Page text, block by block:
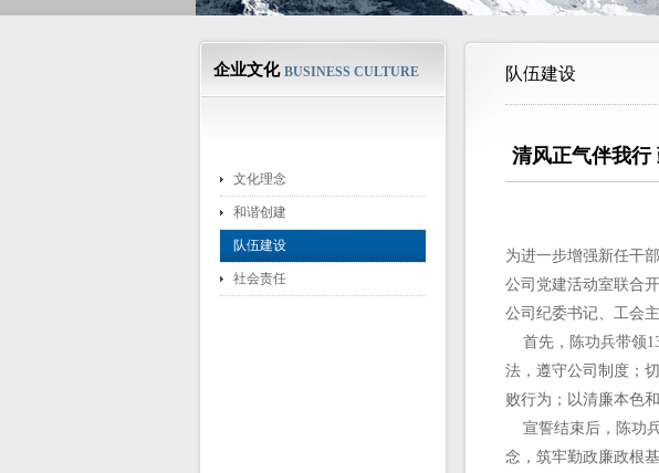
企业文化 BUSINESS CULTURE
文化理念
和谐创建
队伍建设
社会责任
队伍建设
清风正气伴我行
为进一步增强新任干
公司党建活动室联合
公司纪委书记、工会
首先，陈功兵带领
法，遵守公司制度；
败行为；以清廉本色
宣誓结束后，陈功兵
念，筑牢勤政廉政根